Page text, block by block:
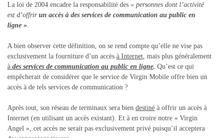
La loi de 2004 encadre la responsabilité des « personnes dont l’activité
est d’offrir un accès à des services de communication au public en
ligne »
A bien observer cette définition, on se rend compte qu’elle ne vise pas
exclusivement la fourniture d’un accès à Internet , mais plus généralement
à des services de communication au public en ligne. Qu’est ce qui
empêcherait de considérer que le service de Virgin Mobile offre bien un
accès à de tels services de communication ?
Après tout, son réseau de terminaux sera bien destiné à offrir un accès à
Internet (en utilisant un accès existant). Et à en croire notre « Virgin
Angel », cet accès ne serait pas exclusivement privé puisqu’il acceptera